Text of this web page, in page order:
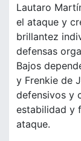
Lautaro
el ataque y
brillantez
defensas
Bajos
y Frenkie de
defensivos y
estabilidad y
ataque.